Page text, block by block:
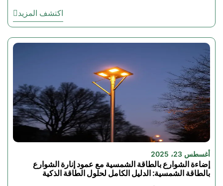
اكتشف المزيد
أغسطس 23، 2025
إضاءة الشوارع بالطاقة الشمسية مع عمود إنارة الشوارع
بالطاقة الشمسية: الدليل الكامل لحلول الطاقة الذكية